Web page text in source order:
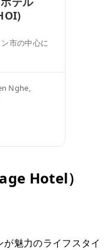
市の中心に
Nghe,
Hotel）
魅力のライフスタイ